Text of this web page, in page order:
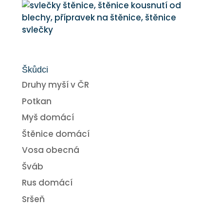
Škůdci
Druhy myší v ČR
Potkan
Myš domácí
Štěnice domácí
Vosa obecná
Šváb
Rus domácí
Sršeň